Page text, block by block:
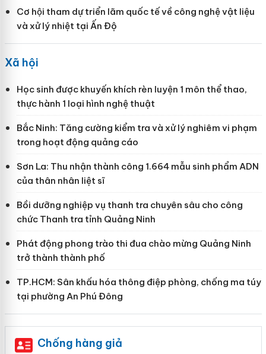
Cơ hội tham dự triển lãm quốc tế về công nghệ vật liệu
và xử lý nhiệt tại Ấn Độ
Xã hội
Học sinh được khuyến khích rèn luyện 1 môn thể thao,
thực hành 1 loại hình nghệ thuật
Bắc Ninh: Tăng cường kiểm tra và xử lý nghiêm vi phạm
trong hoạt động quảng cáo
Sơn La: Thu nhận thành công 1.664 mẫu sinh phẩm ADN
của thân nhân liệt sĩ
Bồi dưỡng nghiệp vụ thanh tra chuyên sâu cho công
chức Thanh tra tỉnh Quảng Ninh
Phát động phong trào thi đua chào mừng Quảng Ninh
trở thành thành phố
TP.HCM: Sân khấu hóa thông điệp phòng, chống ma túy
tại phường An Phú Đông
Chống hàng giả